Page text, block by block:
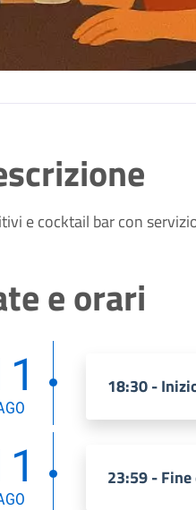
e cocktail bar con
e orari
18:30 -
23:59 -